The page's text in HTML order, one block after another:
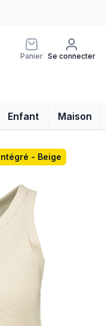
Panier Se connecter
Enfant Maison
- Beige